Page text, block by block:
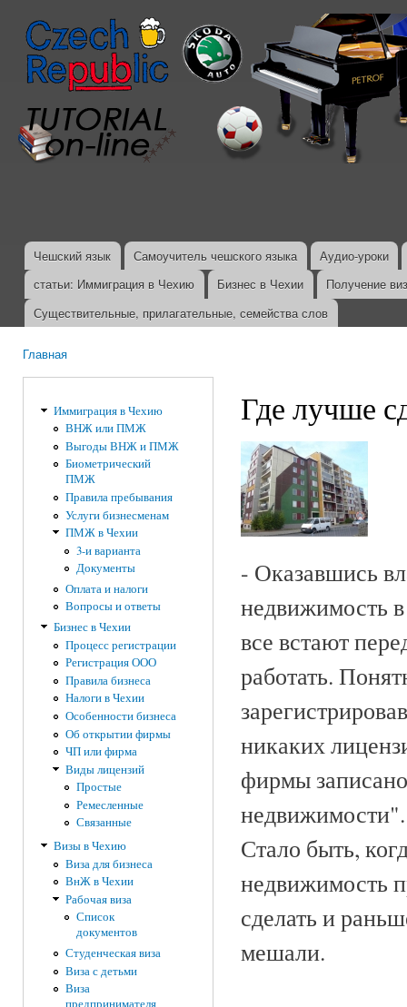
Главное меню
Чешский язык Самоучитель чешского языка
Аудио-уроки
статьи: Иммиграция в Чехию
Бизнес в Чехии
Получение
Существительные, прилагательные, семейства слов
Главная
Иммиграция в Чехию
ВНЖ или ПМЖ
Выгоды ВНЖ и ПМЖ
Биометрический
ПМЖ
Правила пребывания
Услуги бизнесменам
ПМЖ в Чехии
3-и варианта
Документы
Оплата и налоги
Вопросы и ответы
Бизнес в Чехии
Процесс регистрации
Регистрация ООО
Правила бизнеса
Налоги в Чехии
Особенности бизнеса
Об открытии фирмы
ЧП или фирма
Виды лицензий
Простые
Ремесленные
Связанные
Визы в Чехию
Виза для бизнеса
ВнЖ в Чехии
Рабочая виза
Список
документов
Студенческая виза
Виза с детьми
Виза
Где лучше
- Оказавшись
недвижимость
все встают
работать.
никаких
фирмы
недвижимости".
Стало быть,
недвижимость
сделать и
мешали.